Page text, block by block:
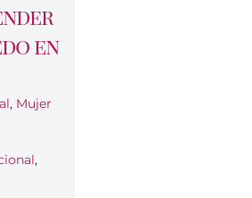
en
, Mujer
,